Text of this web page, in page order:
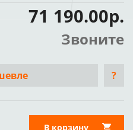
71 190.00р.
Звоните
?
В корзину